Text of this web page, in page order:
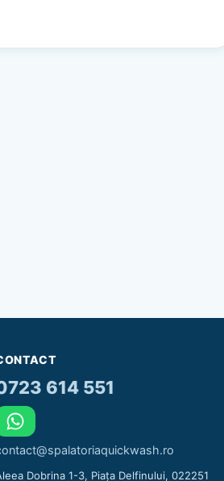
614 551
Dobrina 1-3, Piața Delfinului, 022251